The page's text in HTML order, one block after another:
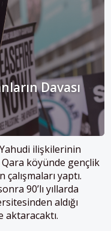
Davası
ilişkilerinin
köyünde gençlik
yaptı.
90’lı yıllarda
aldığı